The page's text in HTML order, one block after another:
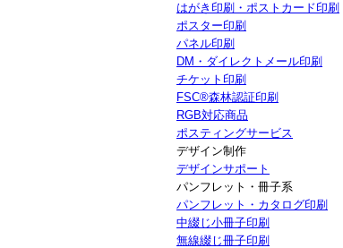
はがき印刷・ポストカード印刷
ポスター印刷
パネル印刷
DM・ダイレクトメール印刷
チケット印刷
FSC®森林認証印刷
RGB対応商品
ポスティングサービス
デザイン制作
デザインサポート
パンフレット・冊子系
パンフレット・カタログ印刷
中綴じ小冊子印刷
無線綴じ冊子印刷